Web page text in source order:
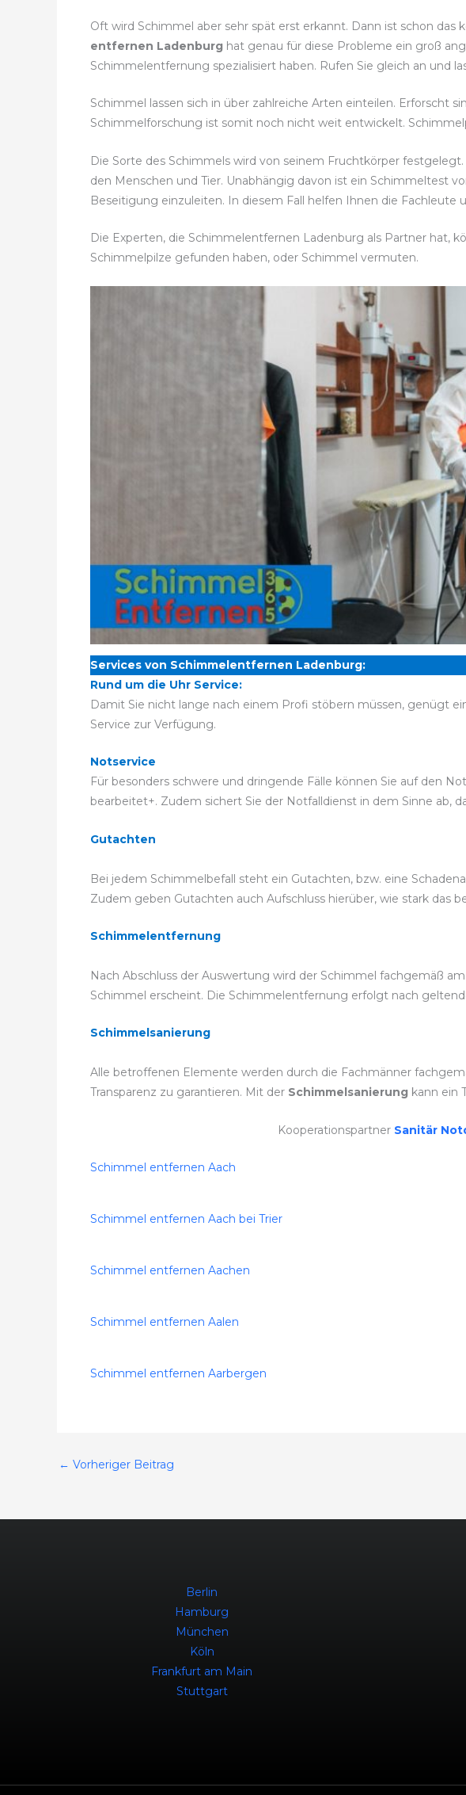
Oft wird Schimmel aber sehr spät erst erkannt. Dann ist schon
entfernen Ladenburg hat genau für diese Probleme ein groß
Schimmelentfernung spezialisiert haben. Rufen Sie gleich an und
Schimmel lassen sich in über zahlreiche Arten einteilen. Erforscht
Schimmelforschung ist somit noch nicht weit entwickelt.
Die Sorte des Schimmels wird von seinem Fruchtkörper
den Menschen und Tier. Unabhängig davon ist ein Schimmeltest
Beseitigung einzuleiten. In diesem Fall helfen Ihnen die Fachleute
Die Experten, die Schimmelentfernen Ladenburg als Partner hat,
Schimmelpilze gefunden haben, oder Schimmel vermuten.
Services von Schimmelentfernen Ladenburg:
Rund um die Uhr Service:
Damit Sie nicht lange nach einem Profi stöbern müssen, genügt
Service zur Verfügung.
Notservice
Für besonders schwere und dringende Fälle können Sie auf den
bearbeitet+. Zudem sichert Sie der Notfalldienst in dem Sinne ab,
Gutachten
Bei jedem Schimmelbefall steht ein Gutachten, bzw. eine
Zudem geben Gutachten auch Aufschluss hierüber, wie stark das
Schimmelentfernung
Nach Abschluss der Auswertung wird der Schimmel fachgemäß
Schimmel erscheint. Die Schimmelentfernung erfolgt nach
Schimmelsanierung
Alle betroffenen Elemente werden durch die Fachmänner
Transparenz zu garantieren. Mit der Schimmelsanierung kann ein
Kooperationspartner Sanitär
Schimmel entfernen Aach
Schimmel entfernen Aach bei Trier
Schimmel entfernen Aachen
Schimmel entfernen Aalen
Schimmel entfernen Aarbergen
← Vorheriger Beitrag
Berlin
Hamburg
München
Köln
Frankfurt am Main
Stuttgart